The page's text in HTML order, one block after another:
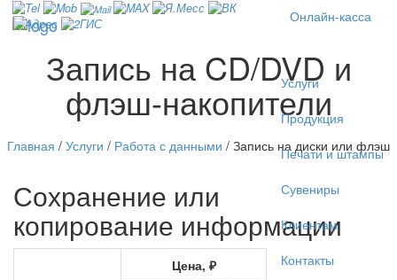
Онлайн-касса
Услуги
Продукция
Печати и штампы
Сувениры
Клиентам
Контакты
Запись на CD/DVD и
флэш-накопители
Главная / Услуги / Работа с данными / Запись на диски или флэш
Сохранение или
копирование информации
Цена, ₽